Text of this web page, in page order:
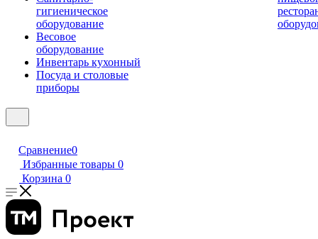
гигиеническое
оборудование
Весовое
оборудование
Инвентарь кухонный
Посуда и столовые
приборы
Сравнение0
Избранные товары 0
Корзина 0